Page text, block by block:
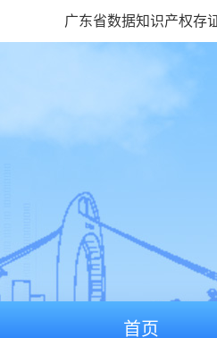
广东省数据知识产权存
首页